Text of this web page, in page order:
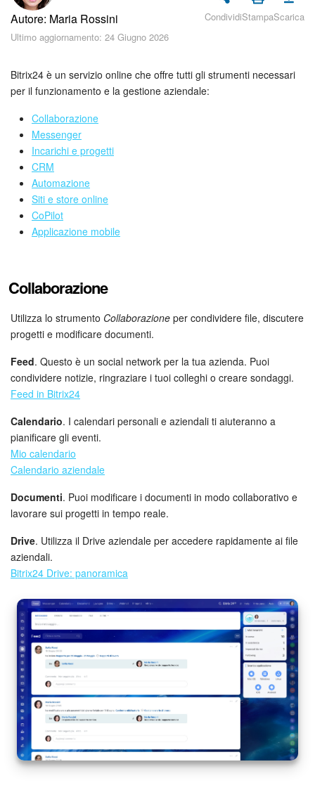
Piani e pagamento
Sicurezza in Bitrix24
Come iniziare?
Feed
Messenger
Collab
Bitrix24 Drive
Webmail
Incarichi e progetti
Progetti IA
CRM
Contact Center
Sales Center
Generatore BI
Bitrix24 Market
Siti e store
Online store
Dipendenti
Autore: Maria Rossini
Ultimo aggiornamento: 24 Giugno 2026
CondividiStampaScarica
Bitrix24 è un servizio online che offre tutti gli strumenti necessari
per il funzionamento e la gestione aziendale:
Collaborazione
Messenger
Incarichi e progetti
CRM
Automazione
Siti e store online
CoPilot
Applicazione mobile
Collaborazione
Utilizza lo strumento Collaborazione per condividere file, discutere
progetti e modificare documenti.
Feed. Questo è un social network per la tua azienda. Puoi
condividere notizie, ringraziare i tuoi colleghi o creare sondaggi.
Feed in Bitrix24
Calendario. I calendari personali e aziendali ti aiuteranno a
pianificare gli eventi.
Mio calendario
Calendario aziendale
Documenti. Puoi modificare i documenti in modo collaborativo e
lavorare sui progetti in tempo reale.
Drive. Utilizza il Drive aziendale per accedere rapidamente ai file
aziendali.
Bitrix24 Drive: panoramica